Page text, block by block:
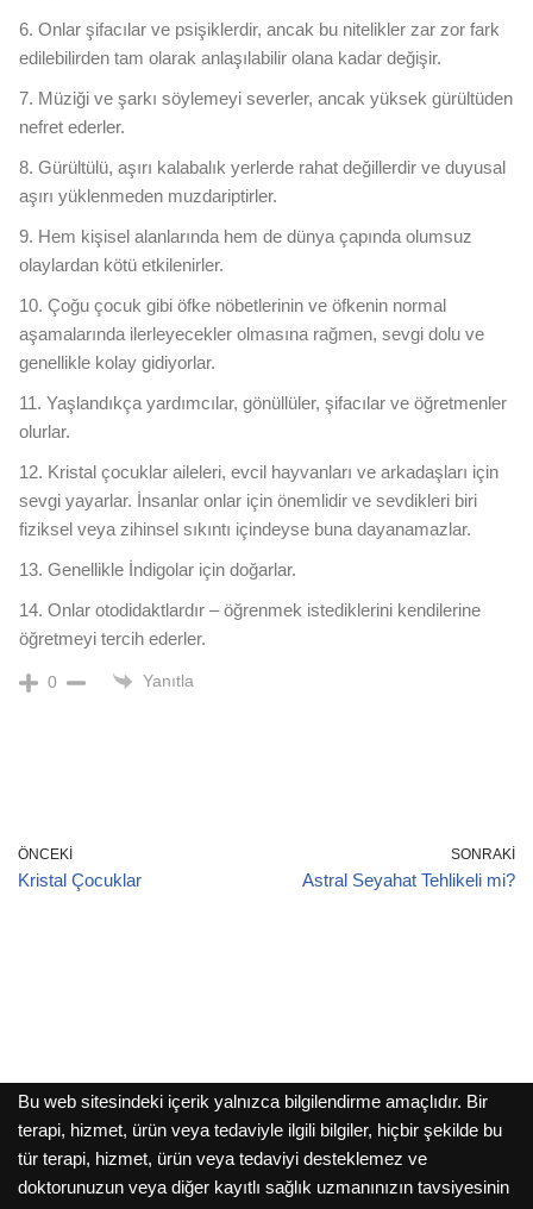
6. Onlar şifacılar ve psişiklerdir, ancak bu nitelikler zar zor fark
edilebilirden tam olarak anlaşılabilir olana kadar değişir.
7. Müziği ve şarkı söylemeyi severler, ancak yüksek gürültüden
nefret ederler.
8. Gürültülü, aşırı kalabalık yerlerde rahat değillerdir ve duyusal
aşırı yüklenmeden muzdariptirler.
9. Hem kişisel alanlarında hem de dünya çapında olumsuz
olaylardan kötü etkilenirler.
10. Çoğu çocuk gibi öfke nöbetlerinin ve öfkenin normal
aşamalarında ilerleyecekler olmasına rağmen, sevgi dolu ve
genellikle kolay gidiyorlar.
11. Yaşlandıkça yardımcılar, gönüllüler, şifacılar ve öğretmenler
olurlar.
12. Kristal çocuklar aileleri, evcil hayvanları ve arkadaşları için
sevgi yayarlar. İnsanlar onlar için önemlidir ve sevdikleri biri
fiziksel veya zihinsel sıkıntı içindeyse buna dayanamazlar.
13. Genellikle İndigolar için doğarlar.
14. Onlar otodidaktlardır – öğrenmek istediklerini kendilerine
öğretmeyi tercih ederler.
0 Yanıtla
ÖNCEKI
Kristal Çocuklar
SONRAKI
Astral Seyahat Tehlikeli mi?
Bu web sitesindeki içerik yalnızca bilgilendirme amaçlıdır. Bir
terapi, hizmet, ürün veya tedaviyle ilgili bilgiler, hiçbir şekilde bu
tür terapi, hizmet, ürün veya tedaviyi desteklemez ve
doktorunuzun veya diğer kayıtlı sağlık uzmanınızın tavsiyesinin